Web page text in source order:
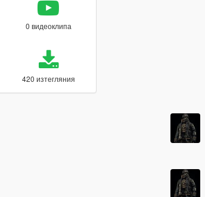
0 видеоклипа
420 изтегляния